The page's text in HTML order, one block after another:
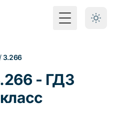
Toggle Menu
/3.266
- ГДЗ